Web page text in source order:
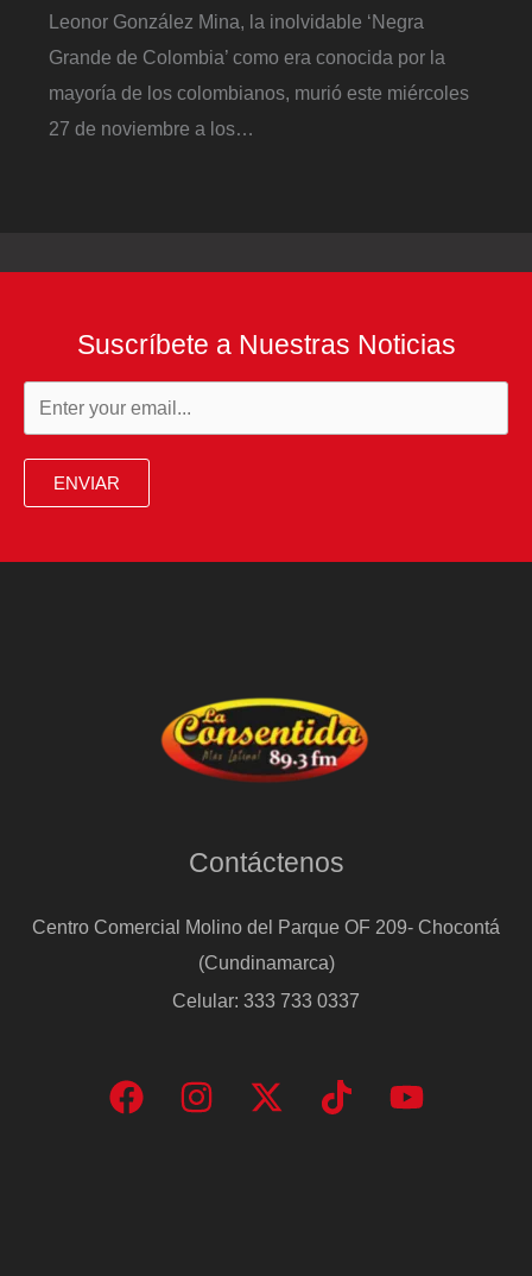
Leonor González Mina, la inolvidable ‘Negra
Grande de Colombia’ como era conocida por la
mayoría de los colombianos, murió este miércoles
27 de noviembre a los…
Suscríbete a Nuestras Noticias
ENVIAR
Contáctenos
Centro Comercial Molino del Parque OF 209- Chocontá
(Cundinamarca)
Celular: 333 733 0337